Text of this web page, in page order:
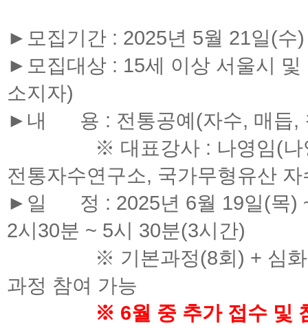
►모집기간 : 2025년 5월 21일(수
►모집대상 : 15세 이상 서울시
소지자)
►내 용 : 전통공예(자수, 매듭,
※ 대표강사 : 나영임(나영
전통자수연구소, 국가무형유산
►일 정 : 2025년 6월 19일(목)
2시30분 ~ 5시 30분(3시간)
※ 기본과정(8회) + 심화과
과정 참여 가능
※ 6월 중 추가 접수 및